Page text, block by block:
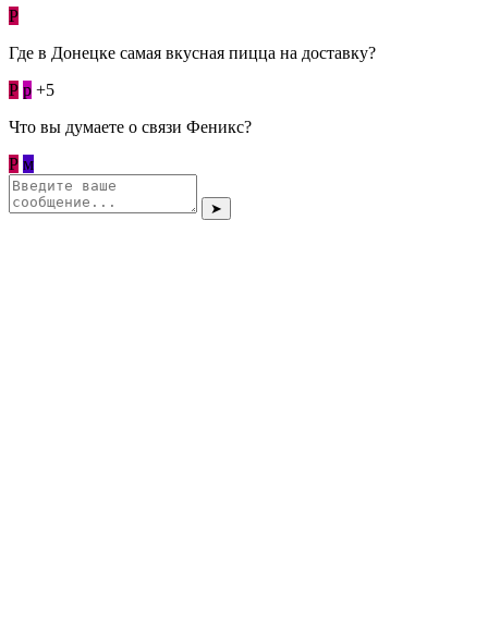
Р
Где в Донецке самая вкусная пицца на доставку?
Р p +5
Что вы думаете о связи Феникс?
Р м
➤